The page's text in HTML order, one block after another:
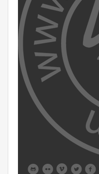
    